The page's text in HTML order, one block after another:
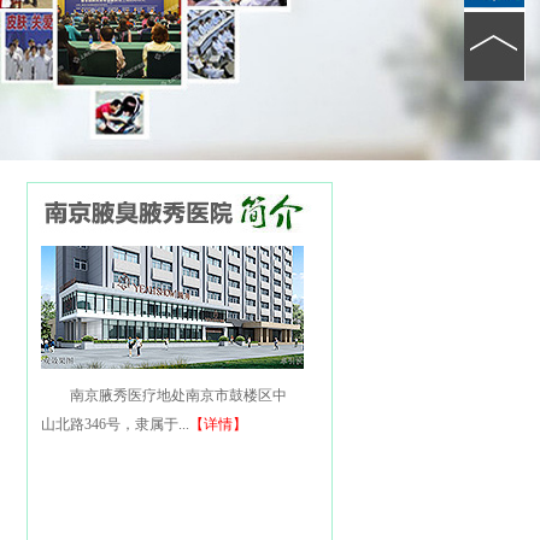
南京腋秀医疗地处南京市鼓楼区中
山北路346号，隶属于... 【详情】